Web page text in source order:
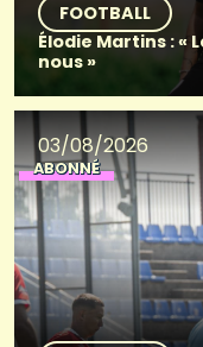
FOOTBALL
Élodie Martins : «
nous »
03/08/2026
ABONNÉ